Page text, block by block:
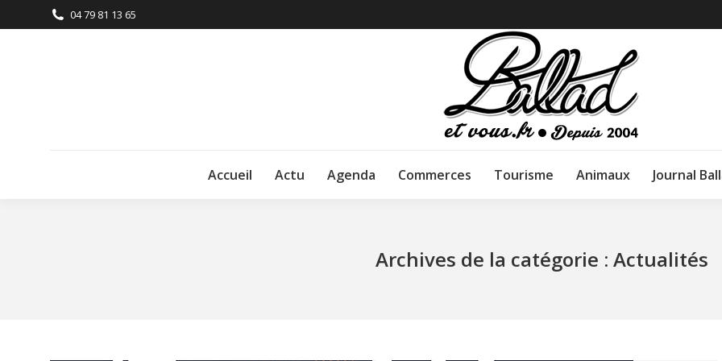
04 79 81 13 65
Accueil Actu Agenda Commerces Tourisme Animaux Journal
Archives de la catégorie : Actualités